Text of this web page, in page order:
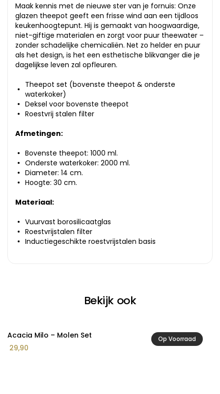
Maak kennis met de nieuwe ster van je fornuis: Onze
glazen theepot geeft een frisse wind aan een tijdloos
keukenhoogtepunt. Hij is gemaakt van hoogwaardige,
niet-giftige materialen en zorgt voor puur theewater –
zonder schadelijke chemicaliën. Net zo helder en puur
als het design, is het een esthetische blikvanger die je
dagelijkse leven zal opfleuren.
Theepot set (bovenste theepot & onderste
waterkoker)
Deksel voor bovenste theepot
Roestvrij stalen filter
Afmetingen:
Bovenste theepot: 1000 ml.
Onderste waterkoker: 2000 ml.
Diameter: 14 cm.
Hoogte: 30 cm.
Materiaal:
Vuurvast borosilicaatglas
Roestvrijstalen filter
Inductiegeschikte roestvrijstalen basis
Bekijk ook
Op Voorraad
Acacia Milo – Molen Set
29,90